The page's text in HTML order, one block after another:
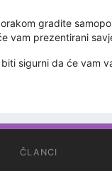
gradite
vam prezentirani
sigurni da će vam
ČLANCI